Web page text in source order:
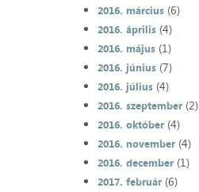
2016. március(6)
2016. április(4)
2016. május(1)
2016. június(7)
2016. július(4)
2016. szeptember(2)
2016. október(4)
2016. november(4)
2016. december(1)
2017. február(6)